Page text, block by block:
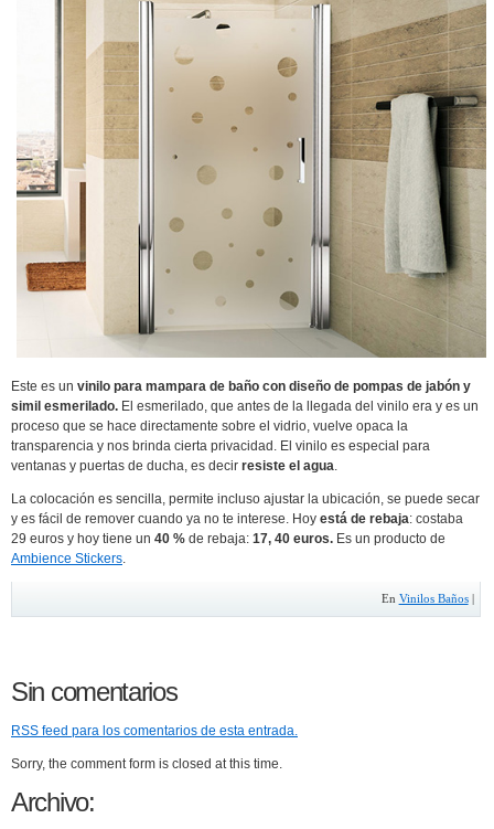
Este es un vinilo para mampara de baño con diseño de pompas de jabón y
simil esmerilado. El esmerilado, que antes de la llegada del vinilo era y es un
proceso que se hace directamente sobre el vidrio, vuelve opaca la
transparencia y nos brinda cierta privacidad. El vinilo es especial para
ventanas y puertas de ducha, es decir resiste el agua.
La colocación es sencilla, permite incluso ajustar la ubicación, se puede secar
y es fácil de remover cuando ya no te interese. Hoy está de rebaja: costaba
29 euros y hoy tiene un 40 % de rebaja: 17, 40 euros. Es un producto de
Ambience Stickers.
En Vinilos Baños|
Sin comentarios
RSS feed para los comentarios de esta entrada.
Sorry, the comment form is closed at this time.
Archivo: